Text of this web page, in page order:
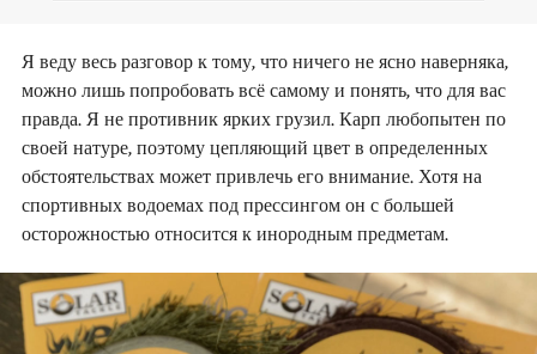
Я веду весь разговор к тому, что ничего не ясно наверняка,
можно лишь попробовать всё самому и понять, что для вас
правда. Я не противник ярких грузил. Карп любопытен по
своей натуре, поэтому цепляющий цвет в определенных
обстоятельствах может привлечь его внимание. Хотя на
спортивных водоемах под прессингом он с большей
осторожностью относится к инородным предметам.